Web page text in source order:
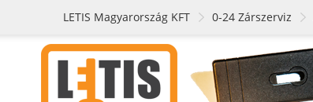
LETIS Magyarország KFT 0-24 Zárszerviz